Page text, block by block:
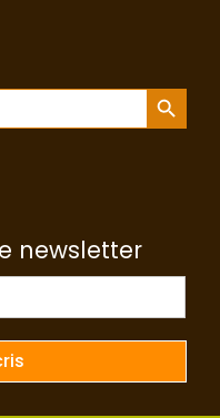
Search Button
newsletter